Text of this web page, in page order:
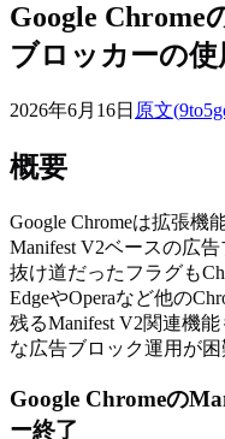
Google Chrome
ブロッカーの
2026年6月16日 原文(
概要
Google Chromeは拡張機
Manifest V2ベースの広
抜け道だったフラグも
EdgeやOperaなど他の
残るManifest V2関連機
な広告ブロック運用が困
Google Chromeの
ー終了